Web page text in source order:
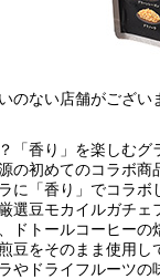
のない店舗がござい
「香り」を楽しむグ
の初めてのコラボ
に「香り」でコラ
選豆モカイルガチェ
ドトールコーヒー
豆をそのまま使用
やドライフルーツ